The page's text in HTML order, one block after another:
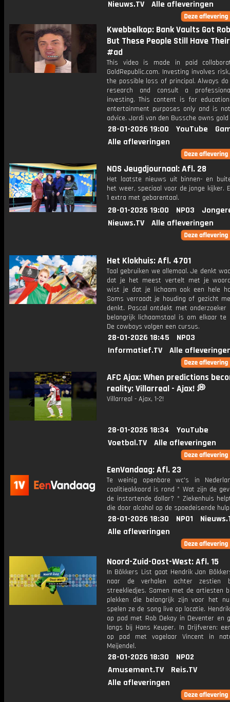
Nieuws.TV Alle afleveringen
Kwebbelkop: Bank Vaults Got
But These People Still Have
#ad
This video is made in paid
GoldRepublic.com. Investing involves
the possible loss of principal. Always
research and consult a
investing. This content is for
entertainment purposes only and is
advice. Jordi van den Bussche owns
28-01-2026 19:00 YouTube
Alle afleveringen
NOS Jeugdjournaal: Afl. 28
Het laatste nieuws uit binnen- en
het weer, speciaal voor de jonge kijker.
1 extra met gebarentaal.
28-01-2026 19:00 NPO3
Nieuws.TV
Alle afleveringen
Het Klokhuis: Afl. 4701
Taal gebruiken we allemaal. Je denkt
dat je het meest vertelt met je
wist je dat je lichaam ook een hele
Soms verraadt je houding of gezicht
denkt. Pascal ontdekt met onderzoeker
belangrijk lichaamstaal is om elkaar te
De cowboys volgen een cursus.
28-01-2026 18:45
NPO3
Informatief.TV
Alle
AFC Ajax: When predictions
reality: Villarreal - Ajax! 💭
Villarreal - Ajax, 1-2!
28-01-2026 18:34
YouTube
Voetbal.TV
Alle afleveringen
EenVandaag: Afl. 23
Te weinig openbare wc's in
coalitieakkoord is rond * Wat zijn de
de instortende dollar? * Ziekenhuis
die door alcohol op de spoedeisende
28-01-2026 18:30 NPO1
Alle afleveringen
Noord-Zuid-Oost-West: Afl. 15
In Bökkers List gaat Hendrik Jan
naar de verhalen achter zestien
streekliedjes. Samen met de artiesten
plekken die belangrijk zijn voor het
spelen ze de song live op locatie.
op pad met Rob Dekay in Deventer en
langs bij Hans Keuper. In Drijfveren:
op pad met vogelaar Vincent in
Meijendel.
28-01-2026 18:30
NPO2
Amusement.TV
Reis.TV
Alle afleveringen